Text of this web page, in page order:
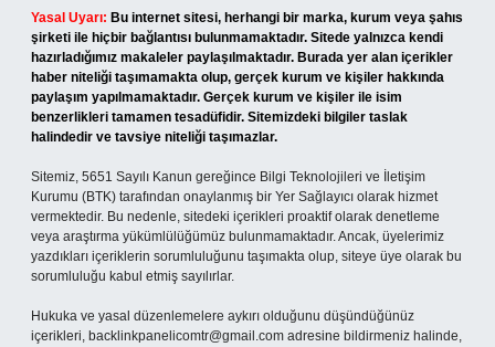
Yasal Uyarı: Bu internet sitesi, herhangi bir marka, kurum veya şahıs
şirketi ile hiçbir bağlantısı bulunmamaktadır. Sitede yalnızca kendi
hazırladığımız makaleler paylaşılmaktadır. Burada yer alan içerikler
haber niteliği taşımamakta olup, gerçek kurum ve kişiler hakkında
paylaşım yapılmamaktadır. Gerçek kurum ve kişiler ile isim
benzerlikleri tamamen tesadüfidir. Sitemizdeki bilgiler taslak
halindedir ve tavsiye niteliği taşımazlar.
Sitemiz, 5651 Sayılı Kanun gereğince Bilgi Teknolojileri ve İletişim
Kurumu (BTK) tarafından onaylanmış bir Yer Sağlayıcı olarak hizmet
vermektedir. Bu nedenle, sitedeki içerikleri proaktif olarak denetleme
veya araştırma yükümlülüğümüz bulunmamaktadır. Ancak, üyelerimiz
yazdıkları içeriklerin sorumluluğunu taşımakta olup, siteye üye olarak bu
sorumluluğu kabul etmiş sayılırlar.
Hukuka ve yasal düzenlemelere aykırı olduğunu düşündüğünüz
içerikleri, backlinkpanelicomtr@gmail.com adresine bildirmeniz halinde,